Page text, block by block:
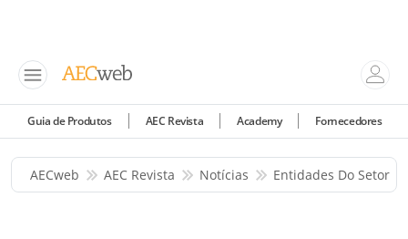
Guia de Produtos AEC Revista Academy Fornecedores
AECweb AEC Revista Notícias Entidades Do Setor